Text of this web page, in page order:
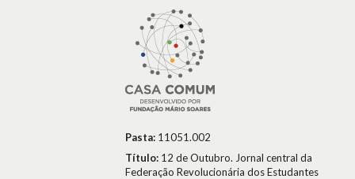
Pasta: 11051.002
Título: 12 de Outubro. Jornal central da
Federação Revolucionária dos Estudantes